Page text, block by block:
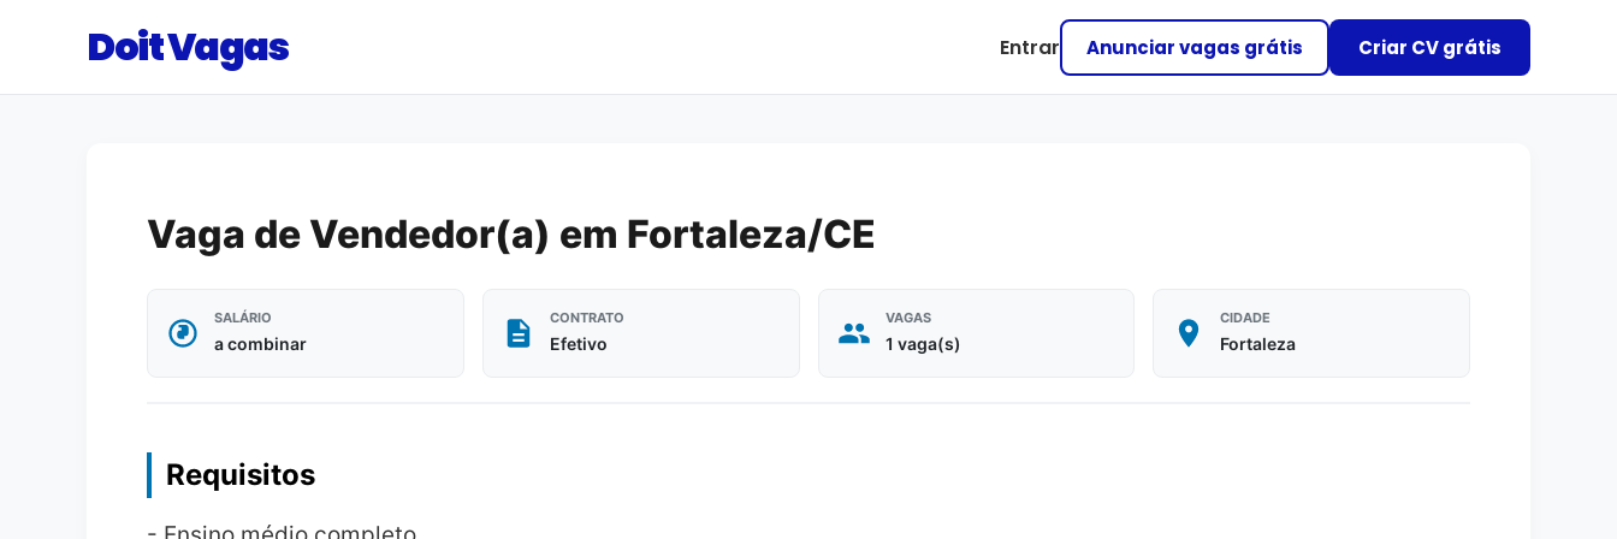
Doit Vagas Entrar Anunciar vagas grátis Criar CV grátis
Vaga de Vendedor(a) em Fortaleza/CE
SALÁRIO
a combinar
CONTRATO
Efetivo
VAGAS
1 vaga(s)
CIDADE
Fortaleza
Requisitos